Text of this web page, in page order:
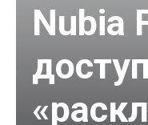
Nubia